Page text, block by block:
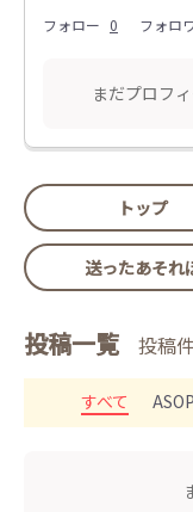
フォロー 0 フォロ
まだプロフ
トップ
送ったあそれ
投稿一覧 投稿
すべて